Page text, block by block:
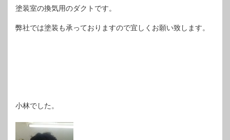
塗装室の換気用のダクトです。
弊社では塗装も承っておりますので宜しくお願い致します。
小林でした。